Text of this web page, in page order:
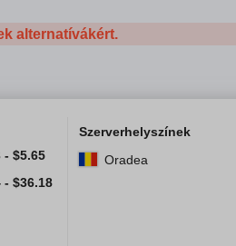
alternatívákért.
- $5.65
- $36.18
Szerverhelyszínek
Oradea